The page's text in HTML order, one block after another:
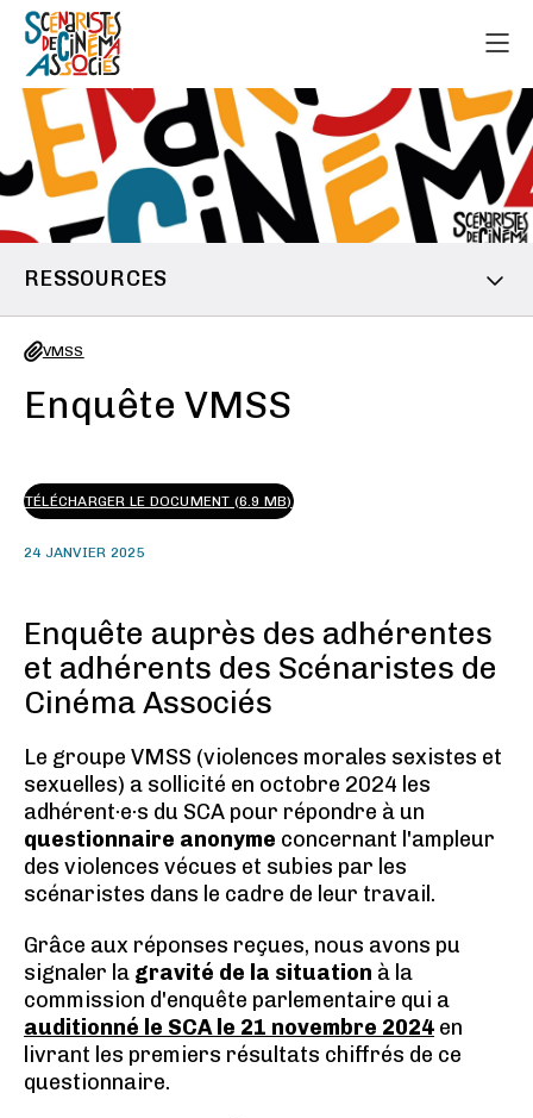
RESSOURCES
VMSS
Enquête VMSS
TÉLÉCHARGER LE DOCUMENT (6.9 MB)
24 JANVIER 2025
Enquête auprès des adhérentes
et adhérents des Scénaristes de
Cinéma Associés
Le groupe VMSS (violences morales sexistes et
sexuelles) a sollicité en octobre 2024 les
adhérent·e·s du SCA pour répondre à un
questionnaire anonyme concernant l'ampleur
des violences vécues et subies par les
scénaristes dans le cadre de leur travail.
Grâce aux réponses reçues, nous avons pu
signaler la gravité de la situation à la
commission d'enquête parlementaire qui a
auditionné le SCA le 21 novembre 2024 en
livrant les premiers résultats chiffrés de ce
questionnaire.